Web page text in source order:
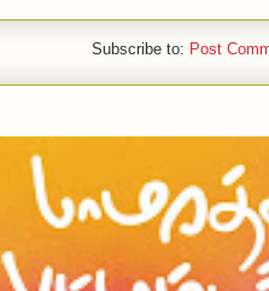
Subscribe to: Post